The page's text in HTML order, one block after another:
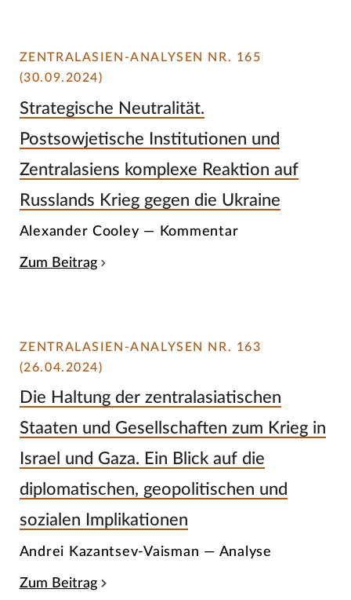
ZENTRALASIEN-ANALYSEN NR. 165
(30.09.2024)
Strategische Neutralität.
Postsowjetische Institutionen und
Zentralasiens komplexe Reaktion auf
Russlands Krieg gegen die Ukraine
Alexander Cooley — Kommentar
Zum Beitrag
ZENTRALASIEN-ANALYSEN NR. 163
(26.04.2024)
Die Haltung der zentralasiatischen
Staaten und Gesellschaften zum Krieg in
Israel und Gaza. Ein Blick auf die
diplomatischen, geopolitischen und
sozialen Implikationen
Andrei Kazantsev-Vaisman — Analyse
Zum Beitrag